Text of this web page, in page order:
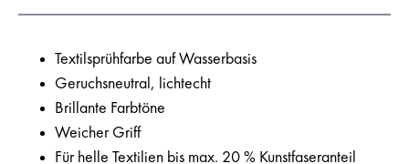
Textilsprühfarbe auf Wasserbasis
Geruchsneutral, lichtecht
Brillante Farbtöne
Weicher Griff
Für helle Textilien bis max. 20 % Kunstfaseranteil